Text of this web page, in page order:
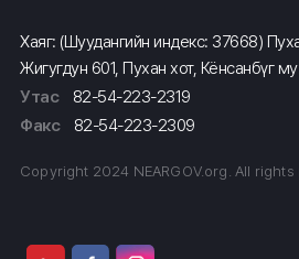
Хаяг: (Шуудангийн индекс: 37668)
Жигугдун 601, Пухан хот, Кёнсанбүг
Утас
82-54-223-2319
Факс
82-54-223-2309
Copyright 2024 NEARGOV.org. All rights